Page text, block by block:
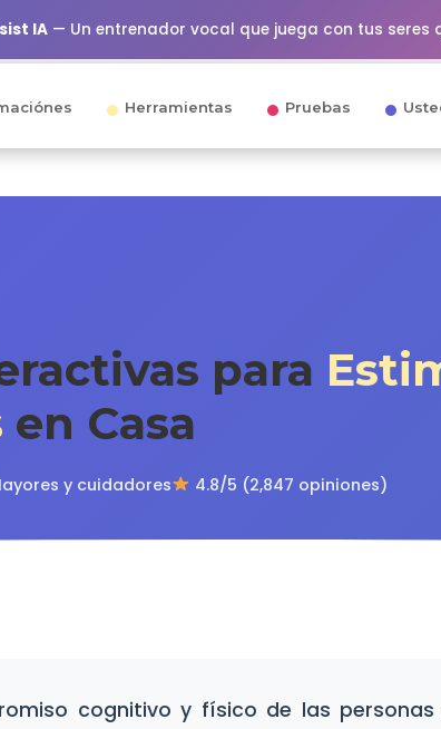
IA— Un entrenador vocal que juega con tus seres
Herramientas Pruebas
para
en Casa
y cuidadores 4.8/5 (2,847 opiniones)
cognitivo y físico de las